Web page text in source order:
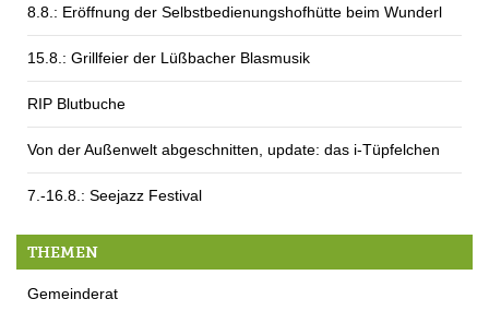
8.8.: Eröffnung der Selbstbedienungshofhütte beim Wunderl
15.8.: Grillfeier der Lüßbacher Blasmusik
RIP Blutbuche
Von der Außenwelt abgeschnitten, update: das i-Tüpfelchen
7.-16.8.: Seejazz Festival
THEMEN
Gemeinderat